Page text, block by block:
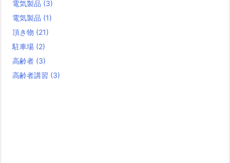
電気製品 (3)
電気製品 (1)
頂き物 (21)
駐車場 (2)
高齢者 (3)
高齢者講習 (3)